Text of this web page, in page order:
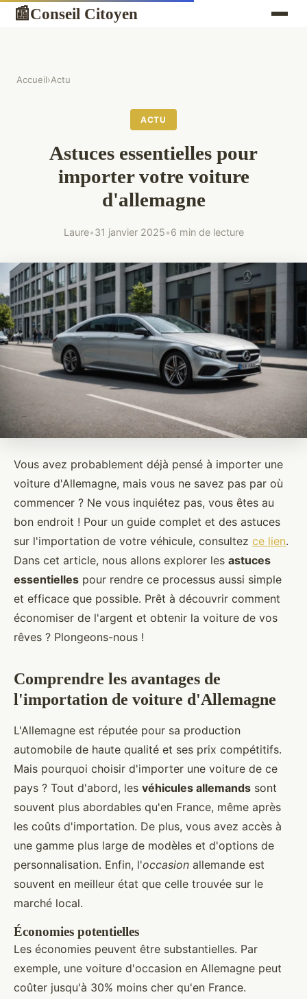
📰Conseil Citoyen
Accueil›Actu
ACTU
Astuces essentielles pour
importer votre voiture
d'allemagne
Laure•31 janvier 2025•6 min de lecture
Vous avez probablement déjà pensé à importer une
voiture d'Allemagne, mais vous ne savez pas par où
commencer ? Ne vous inquiétez pas, vous êtes au
bon endroit ! Pour un guide complet et des astuces
sur l'importation de votre véhicule, consultez ce lien.
Dans cet article, nous allons explorer les astuces
essentielles pour rendre ce processus aussi simple
et efficace que possible. Prêt à découvrir comment
économiser de l'argent et obtenir la voiture de vos
rêves ? Plongeons-nous !
Comprendre les avantages de
l'importation de voiture d'Allemagne
L'Allemagne est réputée pour sa production
automobile de haute qualité et ses prix compétitifs.
Mais pourquoi choisir d'importer une voiture de ce
pays ? Tout d'abord, les véhicules allemands sont
souvent plus abordables qu'en France, même après
les coûts d'importation. De plus, vous avez accès à
une gamme plus large de modèles et d'options de
personnalisation. Enfin, l'occasion allemande est
souvent en meilleur état que celle trouvée sur le
marché local.
Économies potentielles
Les économies peuvent être substantielles. Par
exemple, une voiture d'occasion en Allemagne peut
coûter jusqu'à 30% moins cher qu'en France.